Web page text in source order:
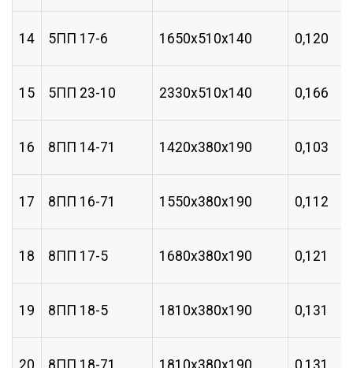
14 5ПП 17-6 1650х510х140 0,120
15 5ПП 23-10 2330х510х140 0,166
16 8ПП 14-71 1420х380х190 0,103
17 8ПП 16-71 1550х380х190 0,112
18 8ПП 17-5 1680х380х190 0,121
19 8ПП 18-5 1810х380х190 0,131
20 8ПП 18-71 1810х380х190 0,131